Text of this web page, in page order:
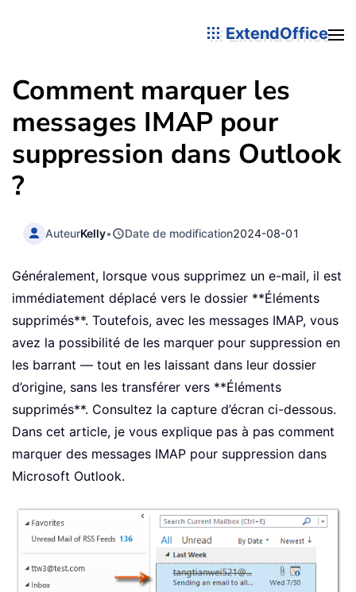
ExtendOffice
Comment marquer les
messages IMAP pour
suppression dans Outlook
?
AuteurKelly• Date de modification2024-08-01
Généralement, lorsque vous supprimez un e-mail, il est
immédiatement déplacé vers le dossier **Éléments
supprimés**. Toutefois, avec les messages IMAP, vous
avez la possibilité de les marquer pour suppression en
les barrant — tout en les laissant dans leur dossier
d’origine, sans les transférer vers **Éléments
supprimés**. Consultez la capture d’écran ci-dessous.
Dans cet article, je vous explique pas à pas comment
marquer des messages IMAP pour suppression dans
Microsoft Outlook.